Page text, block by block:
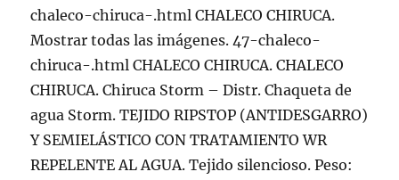
chaleco-chiruca-.html CHALECO CHIRUCA.
Mostrar todas las imágenes. 47-chaleco-
chiruca-.html CHALECO CHIRUCA. CHALECO
CHIRUCA. Chiruca Storm – Distr. Chaqueta de
agua Storm. TEJIDO RIPSTOP (ANTIDESGARRO)
Y SEMIELÁSTICO CON TRATAMIENTO WR
REPELENTE AL AGUA. Tejido silencioso. Peso: